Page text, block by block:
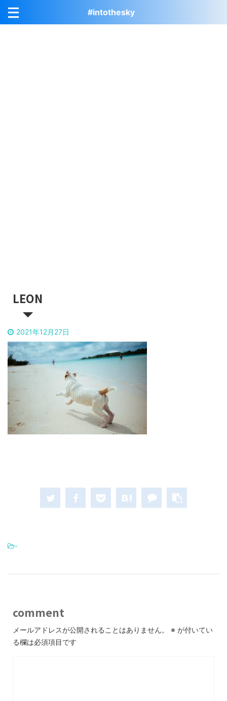
#intothesky
LEON
2021年12月27日
-
comment
メールアドレスが公開されることはありません。 ※ が付いてい
る欄は必須項目です